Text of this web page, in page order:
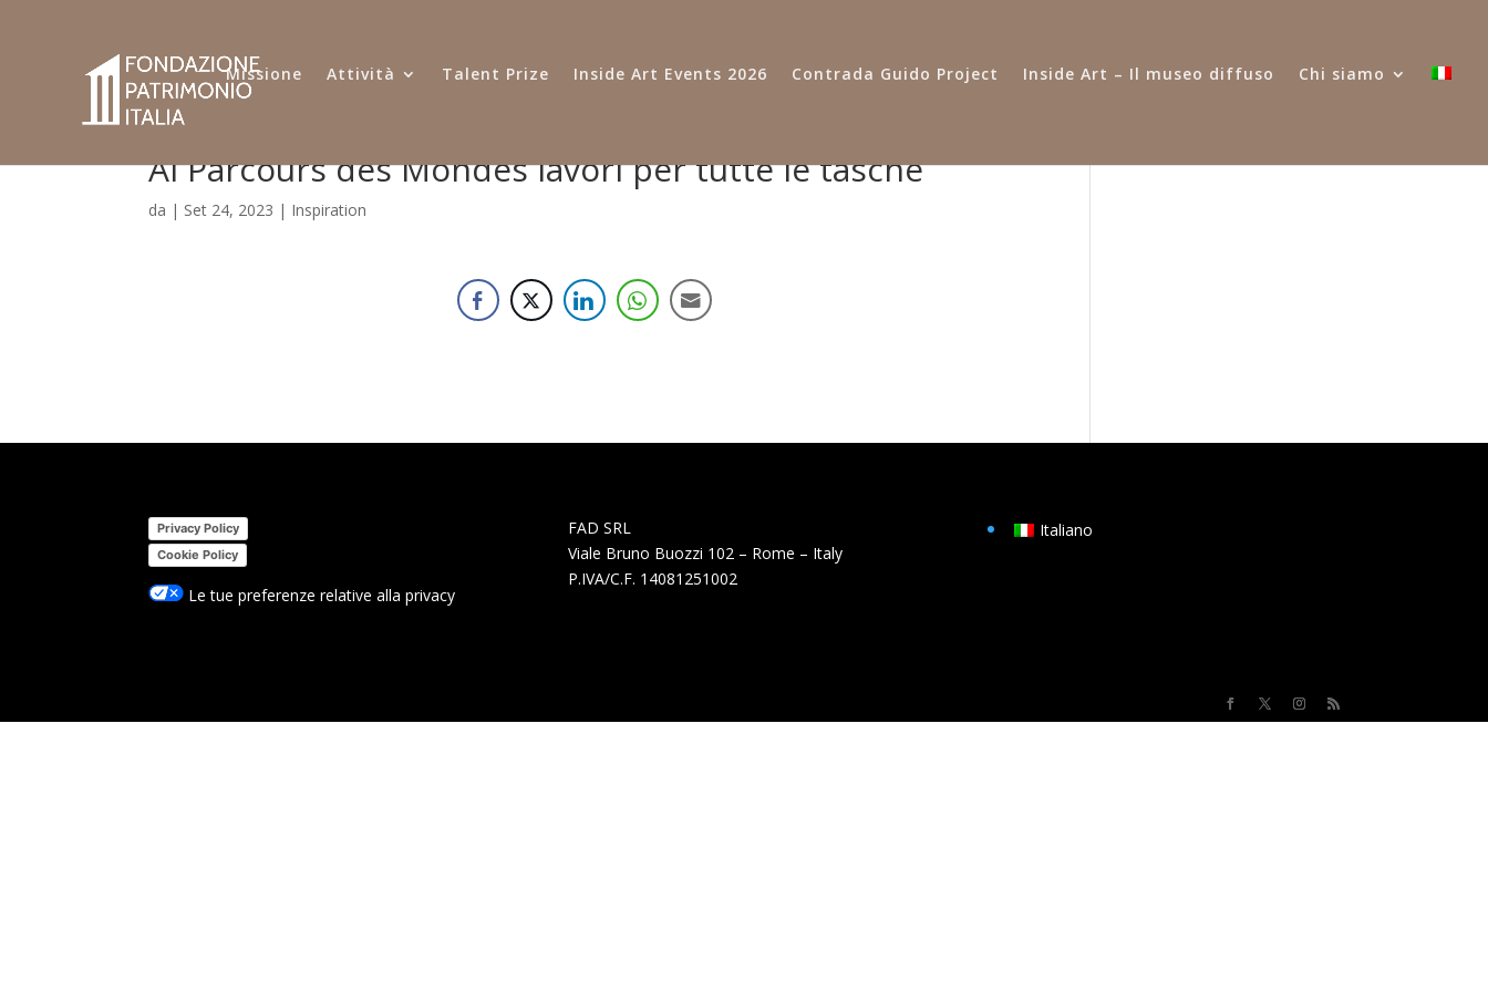
Missione Attività Talent Prize Inside Art Events 2026 Contrada Guido Project Inside Art – Il museo diffuso Chi siamo
Ai Parcours des Mondes lavori per tutte le tasche
da | Set 24, 2023 | Inspiration
Privacy Policy
Cookie Policy
Le tue preferenze relative alla privacy
FAD SRL
Viale Bruno Buozzi 102 – Rome – Italy
P.IVA/C.F. 14081251002
Italiano